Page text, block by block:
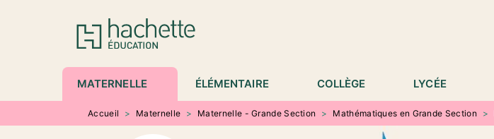
MENU RECHERCHE
MATERNELLE ÉLÉMENTAIRE COLLÈGE LYCÉE
Accueil > Maternelle > Maternelle - Grande Section > Mathématiques en Grande Section >